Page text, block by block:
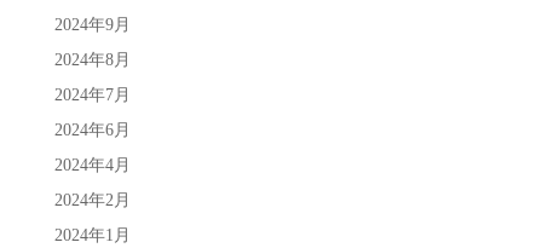
2024年9月
2024年8月
2024年7月
2024年6月
2024年4月
2024年2月
2024年1月